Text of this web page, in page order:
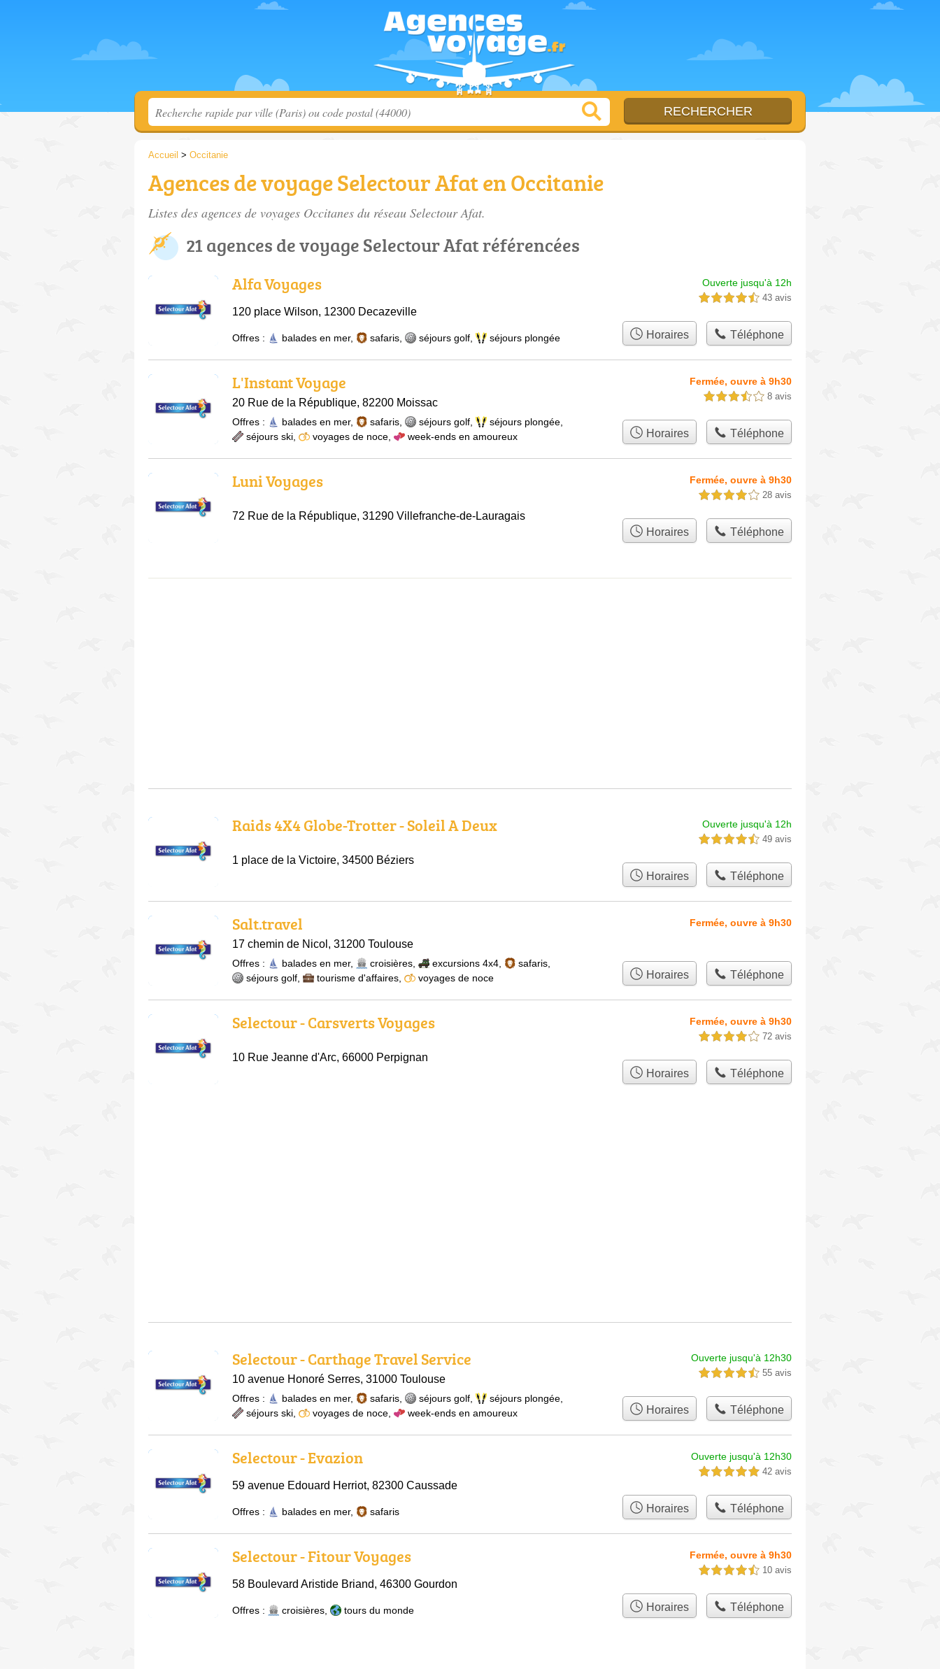
Accueil > Occitanie
Agences de voyage Selectour Afat en Occitanie
Listes des agences de voyages Occitanes du réseau Selectour Afat.
21 agences de voyage Selectour Afat référencées
Alfa Voyages
120 place Wilson, 12300 Decazeville
Ouverte jusqu'à 12h
4,5 étoiles sur 5 43 avis
Offres : balades en mer, safaris séjours golf séjours plongée Horaires Téléphone
L'Instant Voyage
20 Rue de la République, 82200 Moissac
Fermée, ouvre à 9h30
3,5 étoiles sur 5 8 avis
Offres : balades en mer, safaris séjours golf séjours plongée
séjours ski
voyages de noce week-ends en amoureux Horaires Téléphone
Luni Voyages
72 Rue de la République, 31290 Villefranche-de-Lauragais
Fermée, ouvre à 9h30
4,0 étoiles sur 5 28 avis
Horaires Téléphone
Raids 4X4 Globe-Trotter - Soleil A Deux
1 place de la Victoire, 34500 Béziers
Ouverte jusqu'à 12h
4,5 étoiles sur 5 49 avis
Horaires Téléphone
Salt.travel
17 chemin de Nicol, 31200 Toulouse
Fermée, ouvre à 9h30
Offres : balades en mer, croisières excursions 4x4 safaris
séjours golf
tourisme d'affaires voyages de noce Horaires Téléphone
Selectour - Carsverts Voyages
10 Rue Jeanne d'Arc, 66000 Perpignan
Fermée, ouvre à 9h30
4,0 étoiles sur 5 72 avis
Horaires Téléphone
Selectour - Carthage Travel Service
10 avenue Honoré Serres, 31000 Toulouse
Ouverte jusqu'à 12h30
4,5 étoiles sur 5 55 avis
Offres : balades en mer, safaris séjours golf séjours plongée
séjours ski
voyages de noce week-ends en amoureux Horaires Téléphone
Selectour - Evazion
59 avenue Edouard Herriot, 82300 Caussade
Ouverte jusqu'à 12h30
5,0 étoiles sur 5 42 avis
Offres : balades en mer, safaris Horaires Téléphone
Selectour - Fitour Voyages
58 Boulevard Aristide Briand, 46300 Gourdon
Fermée, ouvre à 9h30
4,5 étoiles sur 5 10 avis
Offres : croisières tours du monde Horaires Téléphone